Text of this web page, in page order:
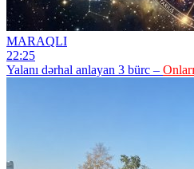
MARAQLI
22:25
Yalanı dərhal anlayan 3 bürc –